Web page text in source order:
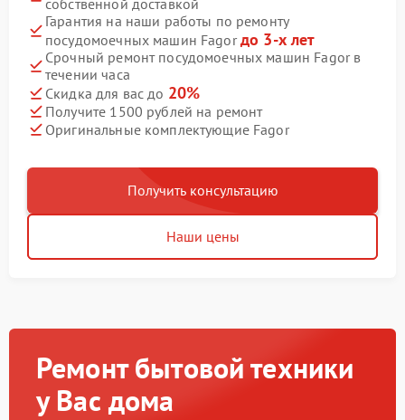
собственной доставкой
Гарантия на наши работы по ремонту
посудомоечных машин Fagorдо 3-х лет
Срочный ремонт посудомоечных машин Fagor в
течении часа
Скидка для вас до 20%
Получите 1500 рублей на ремонт
Оригинальные комплектующие Fagor
Получить консультацию
Наши цены
Ремонт бытовой техники
у Вас дома